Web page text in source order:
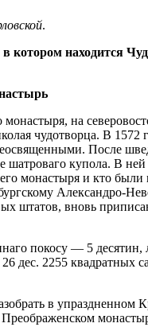
.
котором находится
на
чудотворца. В
После
шатроваго купола. В
монастыря и кто
Александро-
штатов, вновь
покосу — 5
2255 квадратных
в